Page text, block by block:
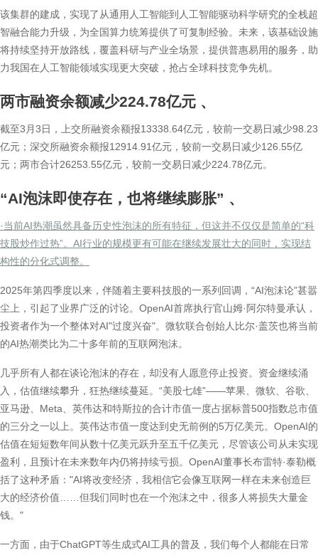
该集群的建成，实现了从通用人工智能到人工智能驱动科学研究的全栈超
智融合能力升级，为全国算力统筹提供了可复制经验。未来，该基础设施
将持续坚持开放路线，覆盖科研与产业全场景，提供普惠易用的服务，助
力我国在人工智能领域实现更大突破，抢占全球科技竞争先机。
两市融资余额减少224.78亿元 、
截至3月3日，上交所融资余额报13338.64亿元，较前一交易日减少98.23
亿元；深交所融资余额报12914.91亿元，较前一交易日减少126.55亿
元；两市合计26253.55亿元，较前一交易日减少224.78亿元。
“AI泡沫即使存在，也将继续膨胀” 、
·当前AI热潮虽然具备历史性泡沫的所有特征，但这并不仅仅是简单的“科
技股炒作过热”。AI行业的规模更有可能在继续发展壮大的同时，实现结
构性的分化式调整。
2025年第四季度以来，伴随着主要科技股的一系列回调，“AI泡沫论”甚嚣
尘上，引起了业界广泛的讨论。OpenAI首席执行官山姆·阿尔特曼承认，
投资者作为一个整体对AI"过度兴奋"。微软联合创始人比尔·盖茨也将当前
的AI热潮类比为二十多年前的互联网泡沫。
几乎所有人都在谈论泡沫的存在，却没有人愿意停止投资。资金继续涌
入，估值继续攀升，狂热继续蔓延。“美股七雄”——苹果、微软、谷歌、
亚马逊、Meta、英伟达和特斯拉的合计市值一度占据标普500指数总市值
的三分之一以上。英伟达市值一度达到史无前例的5万亿美元。OpenAI的
估值在短短数年间从数十亿美元跃升至五千亿美元，尽管该公司从未实现
盈利，且预计在未来数年内仍将持续亏损。OpenAI董事长布雷特·泰勒概
括了这种矛盾："AI将改变经济，我相信它会像互联网一样在未来创造巨
大的经济价值……但我们同时也在一个泡沫之中，很多人将损失大量金
钱。"
一方面，由于ChatGPT等生成式AI工具的普及，我们每个人都能在日常